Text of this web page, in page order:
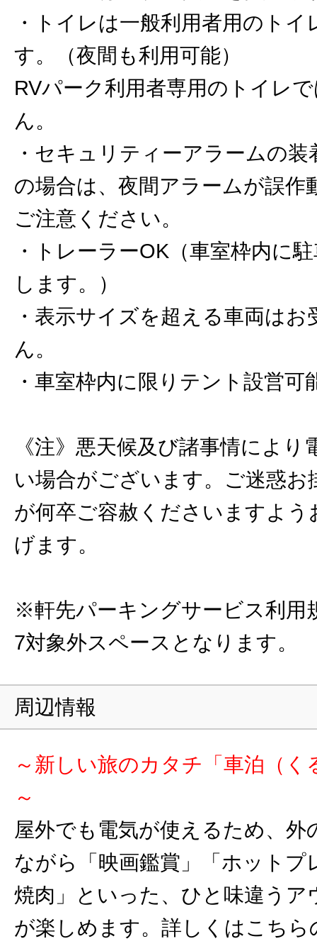
・トイレは一般利用者用のトイ
す。（夜間も利用可能）
RVパーク利用者専用のトイレ
ん。
・セキュリティーアラームの装
の場合は、夜間アラームが誤作
ご注意ください。
・トレーラーOK（車室枠内に
します。）
・表示サイズを超える車両は
ん。
・車室枠内に限りテント設営可
《注》悪天候及び諸事情により
い場合がございます。ご迷惑お
が何卒ご容赦くださいますよう
げます。
※軒先パーキングサービス利用
7対象外スペースとなります。
周辺情報
～新しい旅のカタチ「車泊（く
～
屋外でも電気が使えるため、外
ながら「映画鑑賞」「ホットプ
焼肉」といった、ひと味違うア
が楽しめます。詳しくはこちら